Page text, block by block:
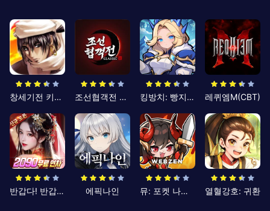
창세기전 키우기 조선협객전 클래식 킹방치: 빵지의 제왕 레퀴엠M(CBT)
반갑다! 반갑삼국지 에픽나인 뮤: 포켓 나이츠 열혈강호: 귀환